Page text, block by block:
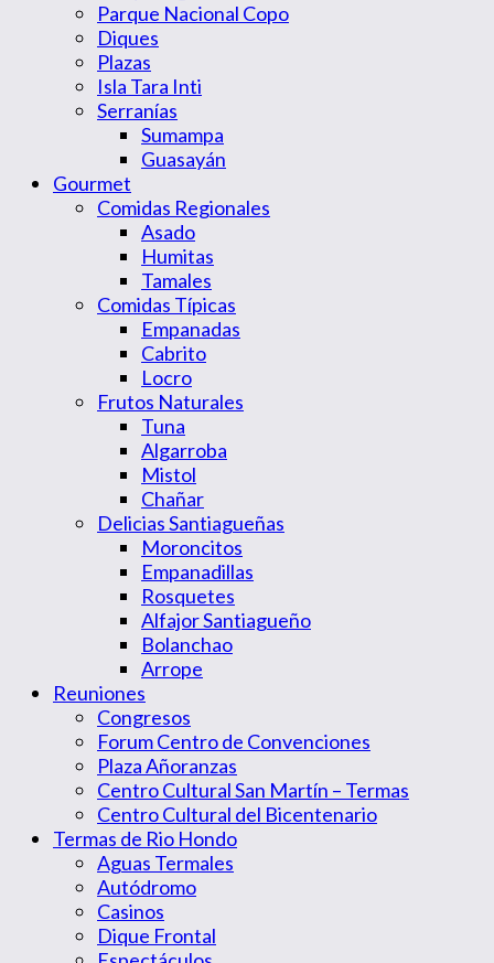
Parque Nacional Copo
Diques
Plazas
Isla Tara Inti
Serranías
Sumampa
Guasayán
Gourmet
Comidas Regionales
Asado
Humitas
Tamales
Comidas Típicas
Empanadas
Cabrito
Locro
Frutos Naturales
Tuna
Algarroba
Mistol
Chañar
Delicias Santiagueñas
Moroncitos
Empanadillas
Rosquetes
Alfajor Santiagueño
Bolanchao
Arrope
Reuniones
Congresos
Forum Centro de Convenciones
Plaza Añoranzas
Centro Cultural San Martín – Termas
Centro Cultural del Bicentenario
Termas de Rio Hondo
Aguas Termales
Autódromo
Casinos
Dique Frontal